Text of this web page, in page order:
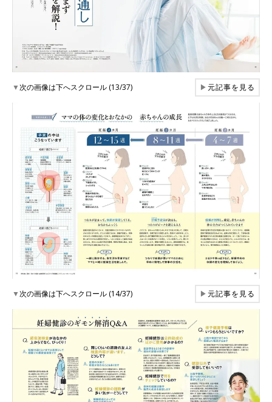
▼次の画像は下へスクロール (13/37) ▶元記事を見る
▼次の画像は下へスクロール (14/37) ▶元記事を見る